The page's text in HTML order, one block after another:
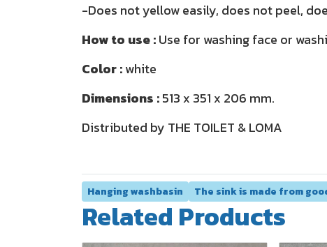
-Does not yellow easily, does not peel,
How to use :Use for washing face or
Color :white
Dimensions :513 x 351 x 206 mm.
Distributed by THE TOILET & LOMA
Hanging washbasin The sink is made from
Related Products